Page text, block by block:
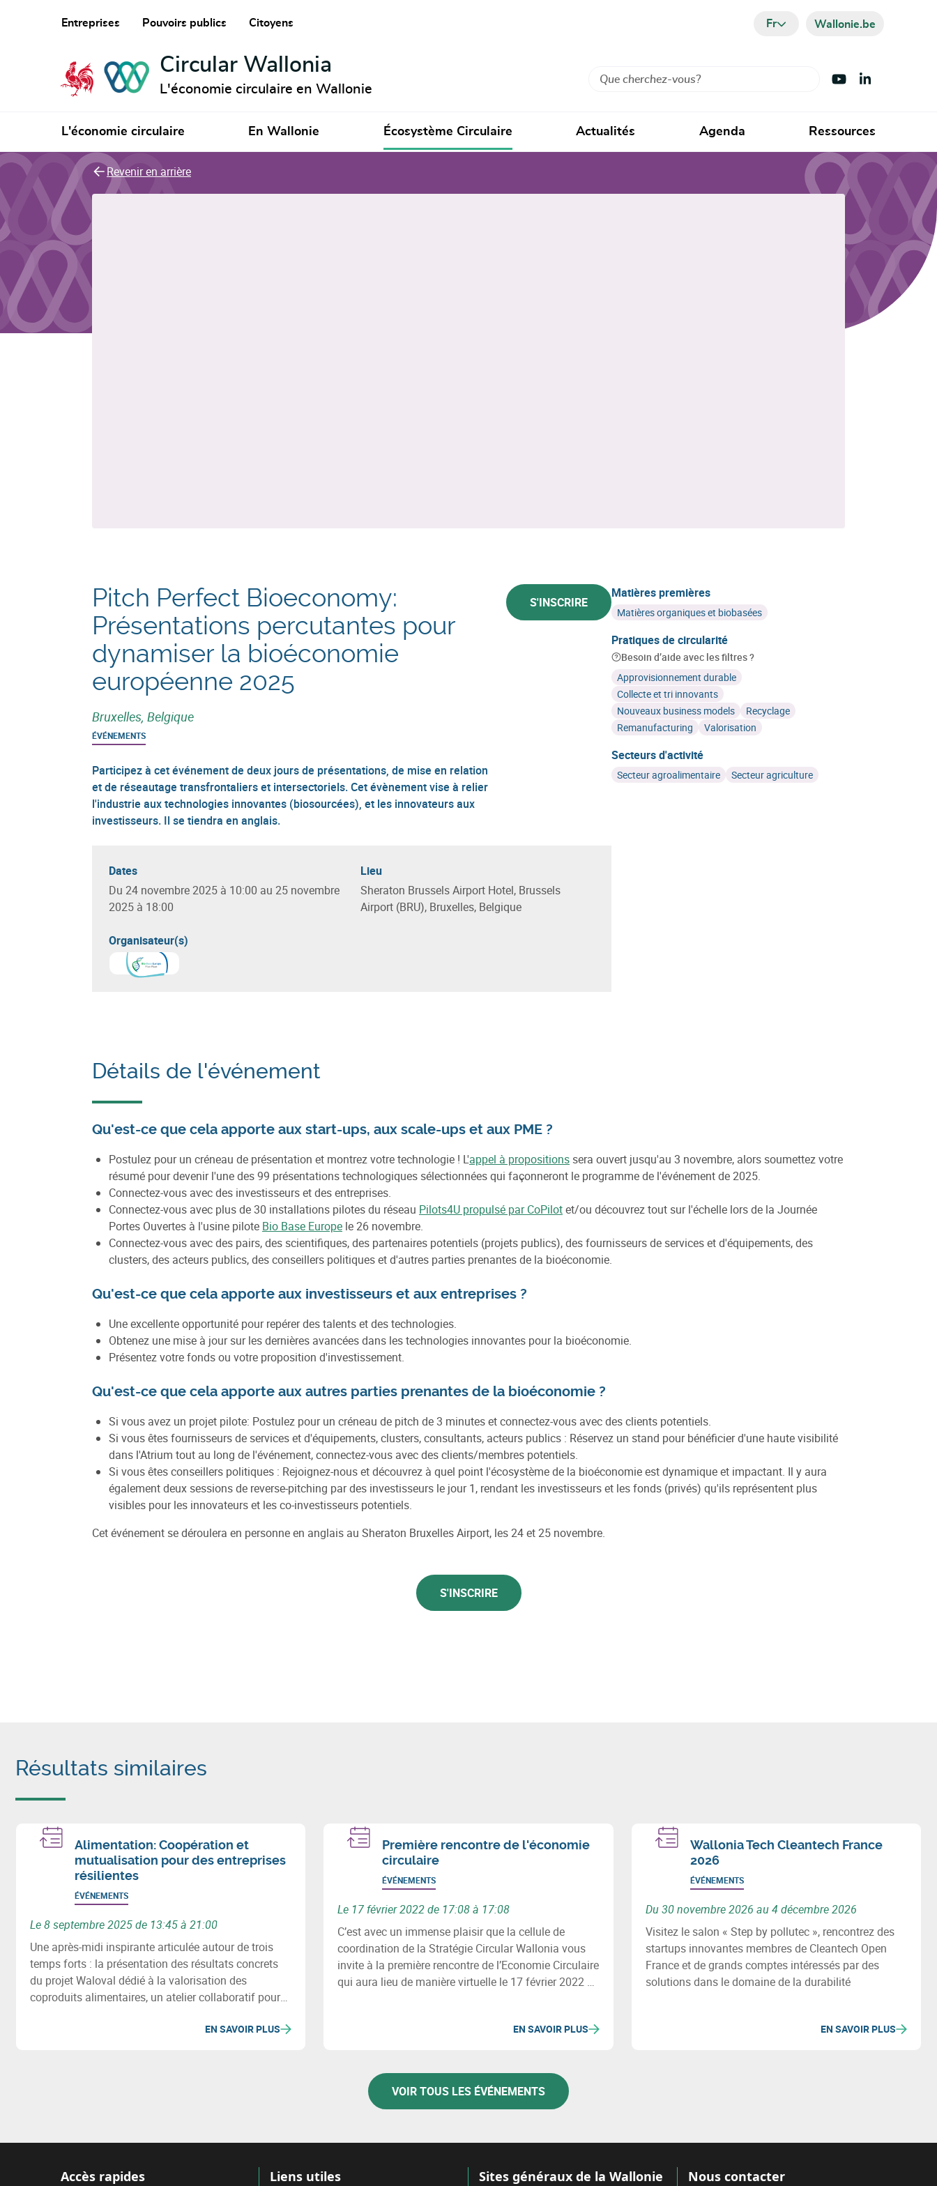
Entreprises Pouvoirs publics Citoyens Fr Wallonie.be
Circular Wallonia
L'économie circulaire en Wallonie
Rechercher Visiter Youtube
Visiter LinkedIn
L'économie circulaire En Wallonie Écosystème Circulaire Actualités Agenda Ressources
Revenir en arrière
Pitch Perfect Bioeconomy:
Présentations percutantes pour
dynamiser la bioéconomie
européenne 2025
S'INSCRIRE
Bruxelles, Belgique
ÉVÉNEMENTS
Participez à cet événement de deux jours de présentations, de mise en relation
et de réseautage transfrontaliers et intersectoriels. Cet évènement vise à relier
l'industrie aux technologies innovantes (biosourcées), et les innovateurs aux
investisseurs. Il se tiendra en anglais.
Dates
Du 24 novembre 2025 à 10:00 au 25 novembre
2025 à 18:00
Lieu
Sheraton Brussels Airport Hotel, Brussels
Airport (BRU), Bruxelles, Belgique
Organisateur(s)
Matières premières
Matières organiques et biobasées
Pratiques de circularité
Besoin d’aide avec les filtres ?
Approvisionnement durable
Collecte et tri innovants
Nouveaux business models
Recyclage
Remanufacturing
Valorisation
Secteurs d'activité
Secteur agroalimentaire Secteur agriculture
Détails de l'événement
Qu'est-ce que cela apporte aux start-ups, aux scale-ups et aux PME ?
Postulez pour un créneau de présentation et montrez votre technologie ! L'appel à propositions sera ouvert jusqu'au 3 novembre, alors soumettez votre
résumé pour devenir l'une des 99 présentations technologiques sélectionnées qui façonneront le programme de l'événement de 2025.
Connectez-vous avec des investisseurs et des entreprises.
Connectez-vous avec plus de 30 installations pilotes du réseau Pilots4U propulsé par CoPilotet/ou découvrez tout sur l'échelle lors de la Journée
Portes Ouvertes à l'usine pilote Bio Base Europe le 26 novembre.
Connectez-vous avec des pairs, des scientifiques, des partenaires potentiels (projets publics), des fournisseurs de services et d'équipements, des
clusters, des acteurs publics, des conseillers politiques et d'autres parties prenantes de la bioéconomie.
Qu'est-ce que cela apporte aux investisseurs et aux entreprises ?
Une excellente opportunité pour repérer des talents et des technologies.
Obtenez une mise à jour sur les dernières avancées dans les technologies innovantes pour la bioéconomie.
Présentez votre fonds ou votre proposition d'investissement.
Qu'est-ce que cela apporte aux autres parties prenantes de la bioéconomie ?
Si vous avez un projet pilote: Postulez pour un créneau de pitch de 3 minutes et connectez-vous avec des clients potentiels.
Si vous êtes fournisseurs de services et d'équipements, clusters, consultants, acteurs publics : Réservez un stand pour bénéficier d'une haute visibilité
dans l'Atrium tout au long de l'événement, connectez-vous avec des clients/membres potentiels.
Si vous êtes conseillers politiques : Rejoignez-nous et découvrez à quel point l'écosystème de la bioéconomie est dynamique et impactant. Il y aura
également deux sessions de reverse-pitching par des investisseurs le jour 1, rendant les investisseurs et les fonds (privés) qu'ils représentent plus
visibles pour les innovateurs et les co-investisseurs potentiels.
Cet événement se déroulera en personne en anglais au Sheraton Bruxelles Airport, les 24 et 25 novembre.
S'INSCRIRE
Résultats similaires
Alimentation: Coopération et
mutualisation pour des entreprises
résilientes
ÉVÉNEMENTS
Le 8 septembre 2025 de 13:45 à 21:00
Une après-midi inspirante articulée autour de trois
temps forts : la présentation des résultats concrets
du projet Waloval dédié à la valorisation des
coproduits alimentaires, un atelier collaboratif pour
mutualisation entre acteurs, et une conférence
EN SAVOIR PLUS
Première rencontre de l'économie
circulaire
ÉVÉNEMENTS
Le 17 février 2022 de 17:08 à 17:08
C’est avec un immense plaisir que la cellule de
coordination de la Stratégie Circular Wallonia vous
invite à la première rencontre de l’Economie Circulaire
qui aura lieu de manière virtuelle le 17 février 2022 de
EN SAVOIR PLUS
Wallonia Tech Cleantech France
2026
ÉVÉNEMENTS
Du 30 novembre 2026 au 4 décembre 2026
Visitez le salon « Step by pollutec », rencontrez des
startups innovantes membres de Cleantech Open
France et de grands comptes intéressés par des
solutions dans le domaine de la durabilité
EN SAVOIR PLUS
VOIR TOUS LES ÉVÉNEMENTS
Accès rapides Liens utiles Sites généraux de la Wallonie Nous contacter